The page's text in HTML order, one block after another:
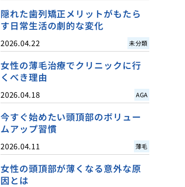
隠れた歯列矯正メリットがもたら
す日常生活の劇的な変化
2026.04.22 未分類
女性の薄毛治療でクリニックに行
くべき理由
2026.04.18 AGA
今すぐ始めたい頭頂部のボリュー
ムアップ習慣
2026.04.11 薄毛
女性の頭頂部が薄くなる意外な原
因とは